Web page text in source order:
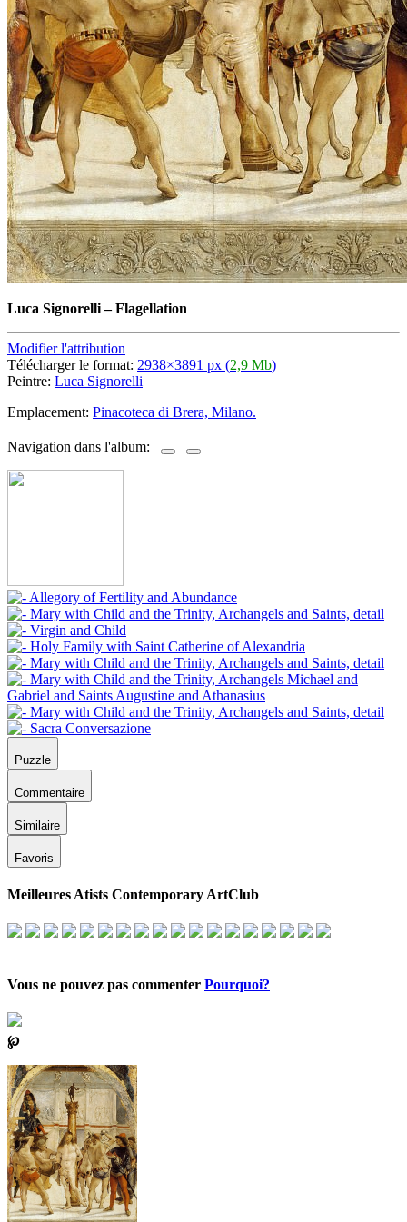
Luca Signorelli–Flagellation
Modifier l'attribution
Télécharger le format: 2938×3891 px (2,9 Mb)
Peintre: Luca Signorelli
Emplacement: Pinacoteca di Brera, Milano.
Navigation dans l'album:
Puzzle
Commentaire
Similaire
Favoris
Meilleures Atists Contemporary ArtClub
Vous ne pouvez pas commenter Pourquoi?
℘